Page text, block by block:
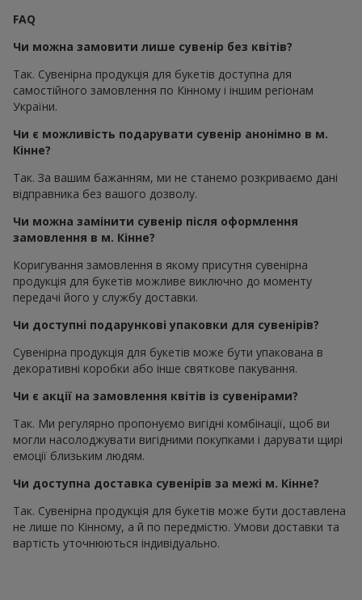
FAQ
Чи можна замовити лише сувенір без квітів?
Так. Сувенірна продукція для букетів доступна для
самостійного замовлення по Кінному і іншим регіонам
України.
Чи є можливість подарувати сувенір анонімно в м.
Кінне?
Так. За вашим бажанням, ми не станемо розкриваємо дані
відправника без вашого дозволу.
Чи можна замінити сувенір після оформлення
замовлення в м. Кінне?
Коригування замовлення в якому присутня сувенірна
продукція для букетів можливе виключно до моменту
передачі його у службу доставки.
Чи доступні подарункові упаковки для сувенірів?
Сувенірна продукція для букетів може бути упакована в
декоративні коробки або інше святкове пакування.
Чи є акції на замовлення квітів із сувенірами?
Так. Ми регулярно пропонуємо вигідні комбінації, щоб ви
могли насолоджувати вигідними покупками і дарувати щирі
емоції близьким людям.
Чи доступна доставка сувенірів за межі м. Кінне?
Так. Сувенірна продукція для букетів може бути доставлена
не лише по Кінному, а й по передмістю. Умови доставки та
вартість уточнюються індивідуально.